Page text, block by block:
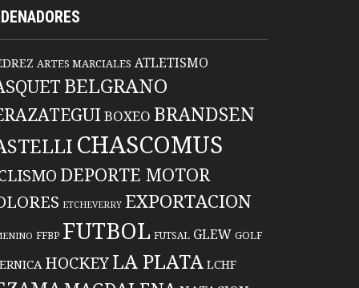
ARTES MARCIALES ATLETISMO
BELGRANO
BOXEO BRANDSEN
CHASCOMUS
DEPORTE MOTOR
ETCHEVERRY EXPORTACION
FFBP FUTBOL FUTSAL GLEW GOLF
HOCKEYLA PLATA LCHF